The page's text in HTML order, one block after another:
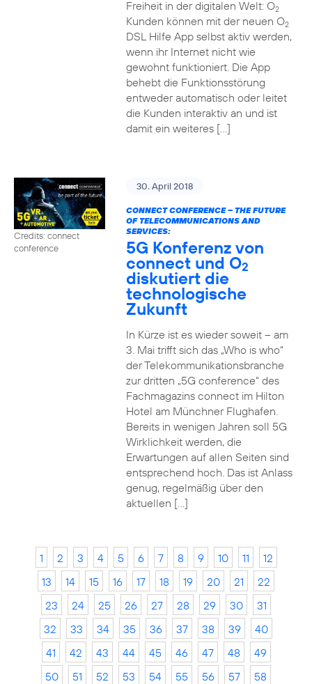
Freiheit in der digitalen Welt: O2
Kunden können mit der neuen O2
DSL Hilfe App selbst aktiv werden,
wenn ihr Internet nicht wie
gewohnt funktioniert. Die App
behebt die Funktionsstörung
entweder automatisch oder leitet
die Kunden interaktiv an und ist
damit ein weiteres […]
Credits: connect
conference
30. April 2018
CONNECT CONFERENCE – THE FUTURE
OF TELECOMMUNICATIONS AND
SERVICES:
5G Konferenz von
connect und O2
diskutiert die
technologische
Zukunft
In Kürze ist es wieder soweit – am
3. Mai trifft sich das „Who is who“
der Telekommunikationsbranche
zur dritten „5G conference“ des
Fachmagazins connect im Hilton
Hotel am Münchner Flughafen.
Bereits in wenigen Jahren soll 5G
Wirklichkeit werden, die
Erwartungen auf allen Seiten sind
entsprechend hoch. Das ist Anlass
genug, regelmäßig über den
aktuellen […]
1 2 3 4 5 6 7 8 9 10 11
12
13
14 15 16 17 18 19 20 21
22
23
24 25 26 27 28 29 30
31
32
33 34 35 36 37 38 39
40
41
42 43 44 45 46 47 48
49
50
51 52 53 54 55 56 57
58